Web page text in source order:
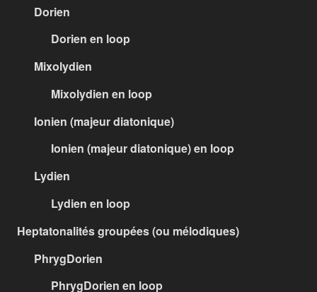
Dorien
Dorien en loop
Mixolydien
Mixolydien en loop
Ionien (majeur diatonique)
Ionien (majeur diatonique) en loop
Lydien
Lydien en loop
Heptatonalités groupées (ou mélodiques)
PhrygDorien
PhrygDorien en loop